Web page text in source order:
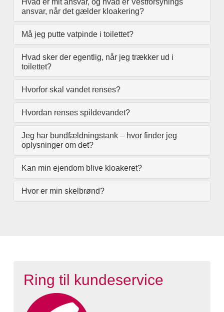
Hvad er mit ansvar, og hvad er Vestforsynings
ansvar, når det gælder kloakering?
Må jeg putte vatpinde i toilettet?
Hvad sker der egentlig, når jeg trækker ud i
toilettet?
Hvorfor skal vandet renses?
Hvordan renses spildevandet?
Jeg har bundfældningstank – hvor finder jeg
oplysninger om det?
Kan min ejendom blive kloakeret?
Hvor er min skelbrønd?
Ring til kundeservice